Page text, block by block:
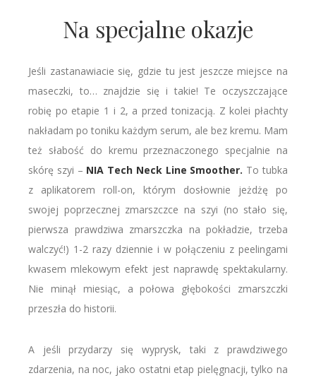
Na specjalne okazje
Jeśli zastanawiacie się, gdzie tu jest jeszcze miejsce na
maseczki, to… znajdzie się i takie! Te oczyszczające
robię po etapie 1 i 2, a przed tonizacją. Z kolei płachty
nakładam po toniku każdym serum, ale bez kremu. Mam
też słabość do kremu przeznaczonego specjalnie na
skórę szyi – NIA Tech Neck Line Smoother. To tubka
z aplikatorem roll-on, którym dosłownie jeżdżę po
swojej poprzecznej zmarszczce na szyi (no stało się,
pierwsza prawdziwa zmarszczka na pokładzie, trzeba
walczyć!) 1-2 razy dziennie i w połączeniu z peelingami
kwasem mlekowym efekt jest naprawdę spektakularny.
Nie minął miesiąc, a połowa głębokości zmarszczki
przeszła do historii.
A jeśli przydarzy się wyprysk, taki z prawdziwego
zdarzenia, na noc, jako ostatni etap pielęgnacji, tylko na